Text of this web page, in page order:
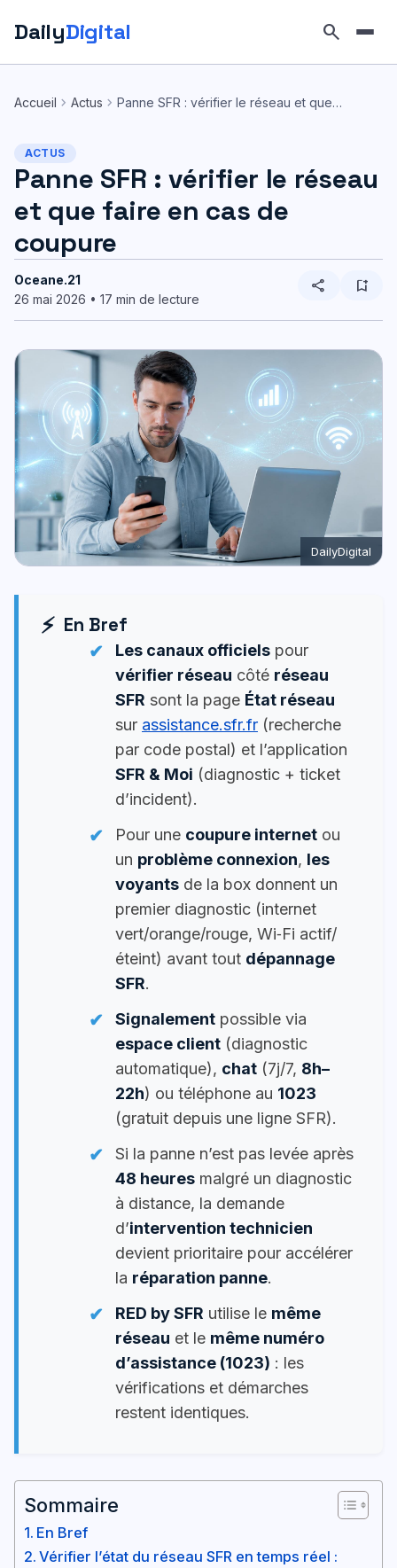
DailyDigital search
Accueil chevron_right Actus chevron_right Panne SFR : vérifier le réseau et que…
ACTUS
Panne SFR : vérifier le réseau
et que faire en cas de
coupure
Oceane.21
26 mai 2026 • 17 min de lecture
share bookmark_add
DailyDigital
En Bref
Les canaux officiels pour
vérifier réseau côté réseau
SFR sont la page État réseau
sur assistance.sfr.fr (recherche
par code postal) et l’application
SFR & Moi (diagnostic + ticket
d’incident).
Pour une coupure internet ou
un problème connexion, les
voyants de la box donnent un
premier diagnostic (internet
vert/orange/rouge, Wi‑Fi actif/
éteint) avant tout dépannage
SFR.
Signalement possible via
espace client (diagnostic
automatique), chat (7j/7, 8h–
22h) ou téléphone au 1023
(gratuit depuis une ligne SFR).
Si la panne n’est pas levée après
48 heures malgré un diagnostic
à distance, la demande
d’intervention technicien
devient prioritaire pour accélérer
la réparation panne.
RED by SFR utilise le même
réseau et le même numéro
d’assistance (1023) : les
vérifications et démarches
restent identiques.
Sommaire
En Bref
Vérifier l’état du réseau SFR en temps réel :